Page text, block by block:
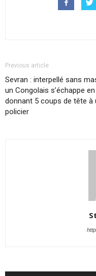
Previous article
Sevran : interpellé sans
un Congolais s’échappe en
donnant 5 coups de tête à
policier